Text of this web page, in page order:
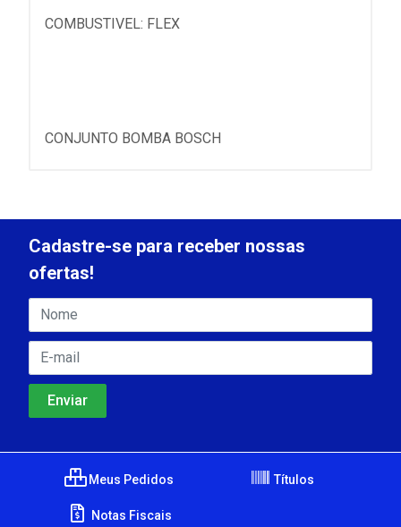
COMBUSTIVEL: FLEX
CONJUNTO BOMBA BOSCH
Cadastre-se para receber nossas
ofertas!
Meus Pedidos Títulos
Notas Fiscais